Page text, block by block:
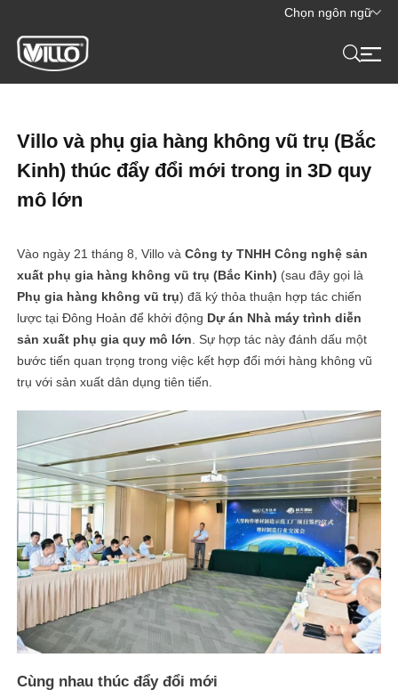
Chọn ngôn ngữ
Villo và phụ gia hàng không vũ trụ (Bắc
Kinh) thúc đẩy đổi mới trong in 3D quy
mô lớn
Vào ngày 21 tháng 8, Villo vàCông ty TNHH Công nghệ sản
xuất phụ gia hàng không vũ trụ (Bắc Kinh) (sau đây gọi là
Phụ gia hàng không vũ trụ) đã ký thỏa thuận hợp tác chiến
lược tại Đông Hoản để khởi động Dự án Nhà máy trình diễn
sản xuất phụ gia quy mô lớn . Sự hợp tác này đánh dấu một
bước tiến quan trọng trong việc kết hợp đổi mới hàng không vũ
trụ với sản xuất dân dụng tiên tiến.
Cùng nhau thúc đẩy đổi mới